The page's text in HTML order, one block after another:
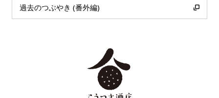
過去のつぶやき (番外編)